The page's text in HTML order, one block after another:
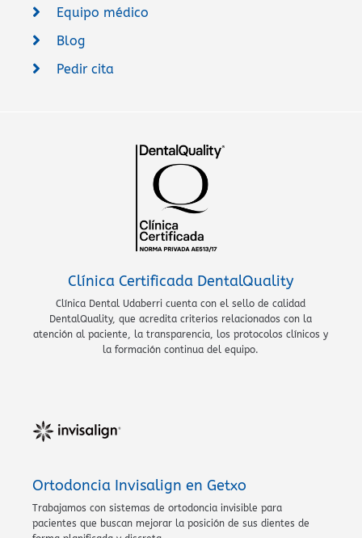
Equipo médico
Blog
Pedir cita
Clínica Certificada DentalQuality
Clínica Dental Udaberri cuenta con el sello de calidad
DentalQuality, que acredita criterios relacionados con la
atención al paciente, la transparencia, los protocolos clínicos y
la formación continua del equipo.
Ortodoncia Invisalign en Getxo
Trabajamos con sistemas de ortodoncia invisible para
pacientes que buscan mejorar la posición de sus dientes de